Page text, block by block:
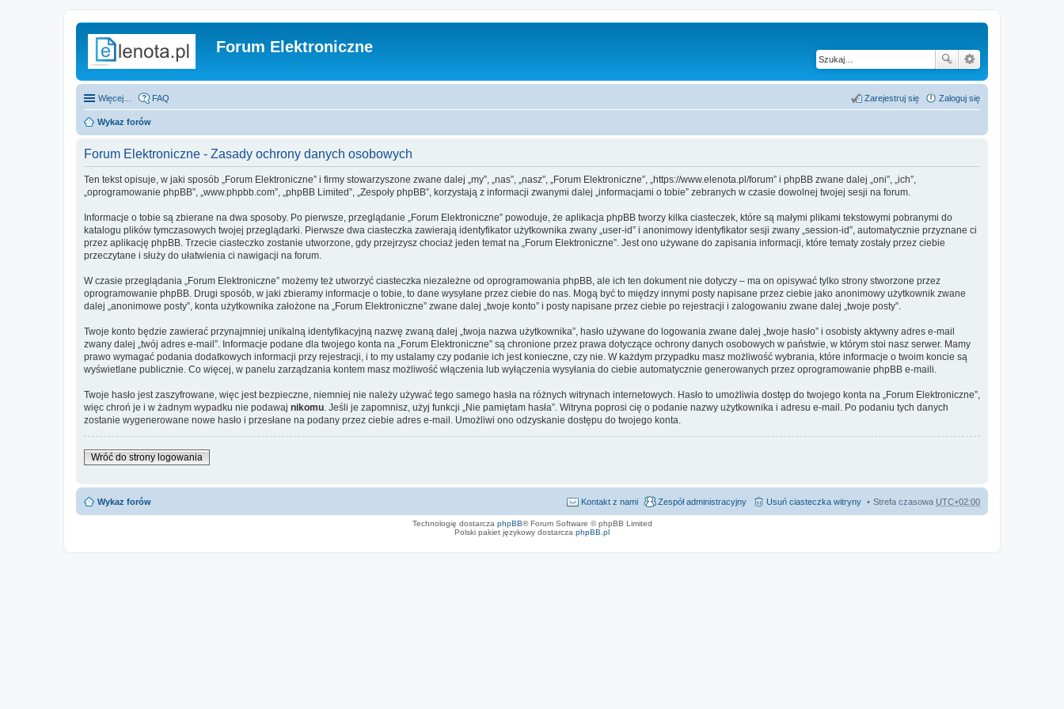
Forum Elektroniczne
Więcej… FAQ Zaloguj się
Zarejestruj się
Wykaz forów
Forum Elektroniczne - Zasady ochrony danych osobowych
Ten tekst opisuje, w jaki sposób „Forum Elektroniczne” i firmy stowarzyszone zwane dalej „my”, „nas”, „nasz”, „Forum Elektroniczne”, „https://www.elenota.pl/forum” i phpBB zwane dalej „oni”, „ich”,
„oprogramowanie phpBB”, „www.phpbb.com”, „phpBB Limited”, „Zespoły phpBB”, korzystają z informacji zwanymi dalej „informacjami o tobie” zebranych w czasie dowolnej twojej sesji na forum.
Informacje o tobie są zbierane na dwa sposoby. Po pierwsze, przeglądanie „Forum Elektroniczne” powoduje, że aplikacja phpBB tworzy kilka ciasteczek, które są małymi plikami tekstowymi pobranymi do
katalogu plików tymczasowych twojej przeglądarki. Pierwsze dwa ciasteczka zawierają identyfikator użytkownika zwany „user-id” i anonimowy identyfikator sesji zwany „session-id”, automatycznie przyznane ci
przez aplikację phpBB. Trzecie ciasteczko zostanie utworzone, gdy przejrzysz chociaż jeden temat na „Forum Elektroniczne”. Jest ono używane do zapisania informacji, które tematy zostały przez ciebie
przeczytane i służy do ułatwienia ci nawigacji na forum.
W czasie przeglądania „Forum Elektroniczne” możemy też utworzyć ciasteczka niezależne od oprogramowania phpBB, ale ich ten dokument nie dotyczy – ma on opisywać tylko strony stworzone przez
oprogramowanie phpBB. Drugi sposób, w jaki zbieramy informacje o tobie, to dane wysyłane przez ciebie do nas. Mogą być to między innymi posty napisane przez ciebie jako anonimowy użytkownik zwane
dalej „anonimowe posty”, konta użytkownika założone na „Forum Elektroniczne” zwane dalej „twoje konto” i posty napisane przez ciebie po rejestracji i zalogowaniu zwane dalej „twoje posty”.
Twoje konto będzie zawierać przynajmniej unikalną identyfikacyjną nazwę zwaną dalej „twoja nazwa użytkownika”, hasło używane do logowania zwane dalej „twoje hasło” i osobisty aktywny adres e-mail
zwany dalej „twój adres e-mail”. Informacje podane dla twojego konta na „Forum Elektroniczne” są chronione przez prawa dotyczące ochrony danych osobowych w państwie, w którym stoi nasz serwer. Mamy
prawo wymagać podania dodatkowych informacji przy rejestracji, i to my ustalamy czy podanie ich jest konieczne, czy nie. W każdym przypadku masz możliwość wybrania, które informacje o twoim koncie są
wyświetlane publicznie. Co więcej, w panelu zarządzania kontem masz możliwość włączenia lub wyłączenia wysyłania do ciebie automatycznie generowanych przez oprogramowanie phpBB e-maili.
Twoje hasło jest zaszyfrowane, więc jest bezpieczne, niemniej nie należy używać tego samego hasła na różnych witrynach internetowych. Hasło to umożliwia dostęp do twojego konta na „Forum Elektroniczne”,
więc chroń je i w żadnym wypadku nie podawaj nikomu. Jeśli je zapomnisz, użyj funkcji „Nie pamiętam hasła”. Witryna poprosi cię o podanie nazwy użytkownika i adresu e-mail. Po podaniu tych danych
zostanie wygenerowane nowe hasło i przesłane na podany przez ciebie adres e-mail. Umożliwi ono odzyskanie dostępu do twojego konta.
Wróć do strony logowania
Wykaz forów Strefa czasowa UTC+02:00
Usuń ciasteczka witryny
Zespół administracyjny
Kontakt z nami
Technologię dostarcza phpBB® Forum Software © phpBB Limited
Polski pakiet językowy dostarcza phpBB.pl